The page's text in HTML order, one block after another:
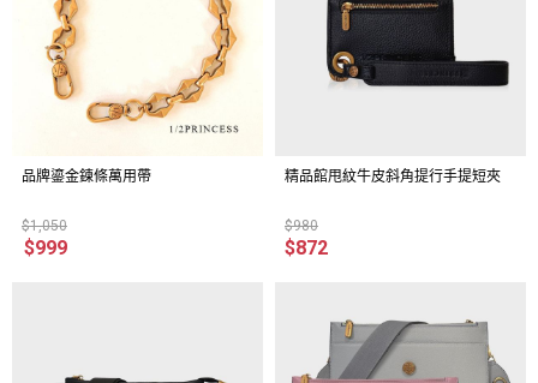
品牌鎏金鍊條萬用帶
$1,050
$999
精品館甩紋牛皮斜角提行手提短夾
$980
$872